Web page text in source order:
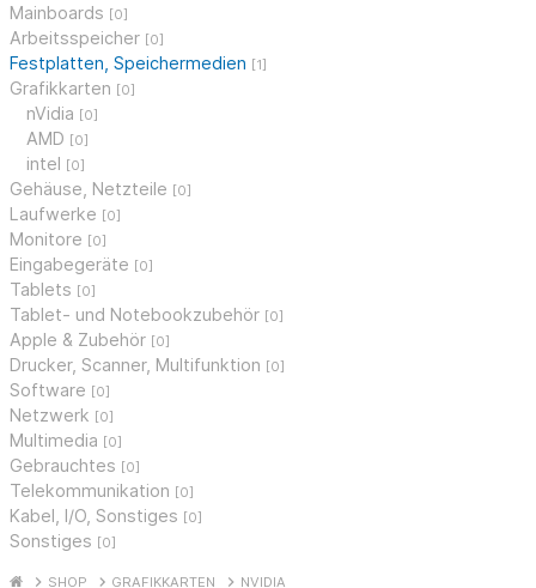
Mainboards [0]
Arbeitsspeicher [0]
Festplatten, Speichermedien [1]
Grafikkarten [0]
nVidia [0]
AMD [0]
intel [0]
Gehäuse, Netzteile [0]
Laufwerke [0]
Monitore [0]
Eingabegeräte [0]
Tablets [0]
Tablet- und Notebookzubehör [0]
Apple & Zubehör [0]
Drucker, Scanner, Multifunktion [0]
Software [0]
Netzwerk [0]
Multimedia [0]
Gebrauchtes [0]
Telekommunikation [0]
Kabel, I/O, Sonstiges [0]
Sonstiges [0]
SHOP GRAFIKKARTEN NVIDIA